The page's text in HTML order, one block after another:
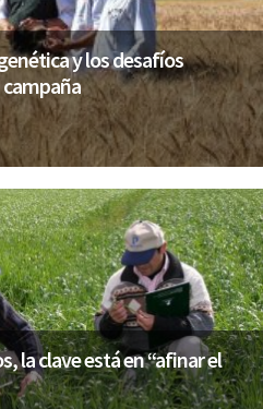
y los desafíos
la clave está en “afinar el